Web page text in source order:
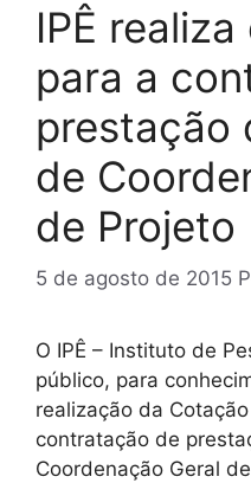
IPÊ
para a
prestação
de
de Projeto
5 de agosto de 2015
O IPÊ – Instituto de
público, para
realização da
contratação de
Coordenação Geral